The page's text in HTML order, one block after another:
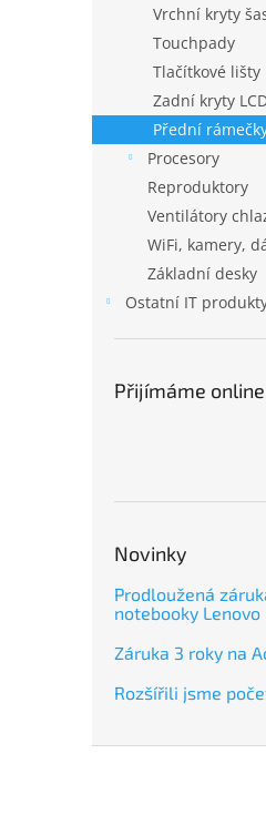
Vrchní kryty
Touchpady
Tlačítkové lišty
Zadní kryty
Přední
Procesory
Reproduktory
Ventilátory
WiFi, kamery,
Základní desky
Ostatní IT
Přijímáme
Novinky
Prodloužená
notebooky Lenovo
Záruka 3 roky na
Rozšířili jsme